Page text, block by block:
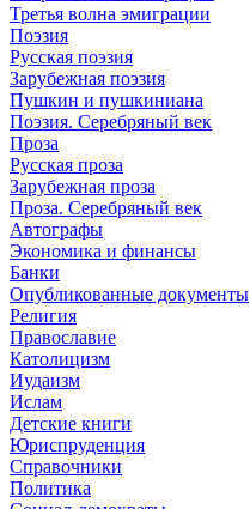
Третья волна эмиграции
Поэзия
Русская поэзия
Зарубежная поэзия
Пушкин и пушкиниана
Поэзия. Серебряный век
Проза
Русская проза
Зарубежная проза
Проза. Серебряный век
Автографы
Экономика и финансы
Банки
Опубликованные документы
Религия
Православие
Католицизм
Иудаизм
Ислам
Детские книги
Юриспруденция
Справочники
Политика